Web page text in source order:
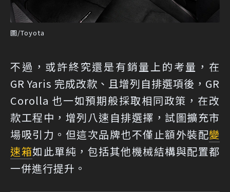
圖/Toyota
不過，或許終究還是有銷量上的考量，在
GR Yaris 完成改款、且增列自排選項後，GR
Corolla 也一如預期般採取相同政策，在改
款工程中，增列八速自排選擇，試圖擴充市
場吸引力。但這次品牌也不僅止額外裝配變
速箱如此單純，包括其他機械結構與配置都
一併進行提升。